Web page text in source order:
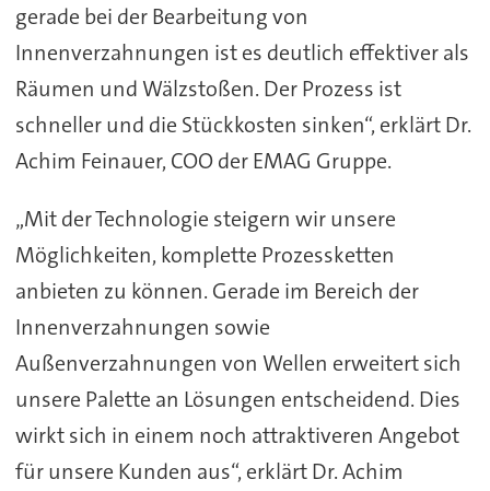
gerade bei der Bearbeitung von
Innenverzahnungen ist es deutlich effektiver als
Räumen und Wälzstoßen. Der Prozess ist
schneller und die Stückkosten sinken“, erklärt Dr.
Achim Feinauer, COO der EMAG Gruppe.
„Mit der Technologie steigern wir unsere
Möglichkeiten, komplette Prozessketten
anbieten zu können. Gerade im Bereich der
Innenverzahnungen sowie
Außenverzahnungen von Wellen erweitert sich
unsere Palette an Lösungen entscheidend. Dies
wirkt sich in einem noch attraktiveren Angebot
für unsere Kunden aus“, erklärt Dr. Achim